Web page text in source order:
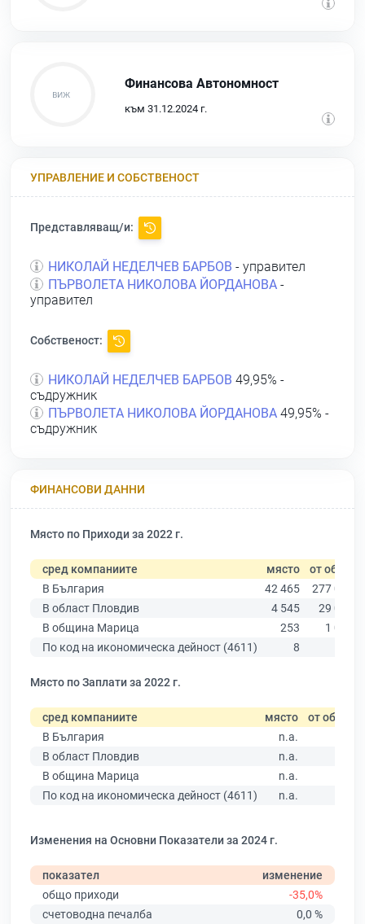
Финансова Автономност
към 31.12.2024 г.
УПРАВЛЕНИЕ И СОБСТВЕНОСТ
Представляващ/и:
НИКОЛАЙ НЕДЕЛЧЕВ БАРБОВ - управител
ПЪРВОЛЕТА НИКОЛОВА ЙОРДАНОВА -
управител
Собственост:
НИКОЛАЙ НЕДЕЛЧЕВ БАРБОВ 49,95% -
съдружник
ПЪРВОЛЕТА НИКОЛОВА ЙОРДАНОВА 49,95% -
съдружник
ФИНАНСОВИ ДАННИ
Място по Приходи за 2022 г.
сред компаниите място от общо
В България
42 465
277 019
В област Пловдив
4 545
29 067
В община Марица
253
1 033
По код на икономическа дейност (4611)
8
Място по Заплати за 2022 г.
сред компаниите място от общо
В България
n.a.
В област Пловдив
n.a.
В община Марица
n.a.
По код на икономическа дейност (4611)
n.a.
Изменения на Основни Показатели за 2024 г.
показател
изменение
общо приходи
-35,0%
счетоводна печалба
0,0 %